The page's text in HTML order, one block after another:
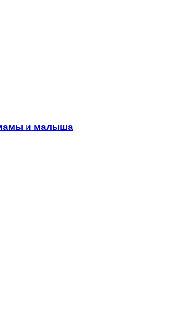
и малыша